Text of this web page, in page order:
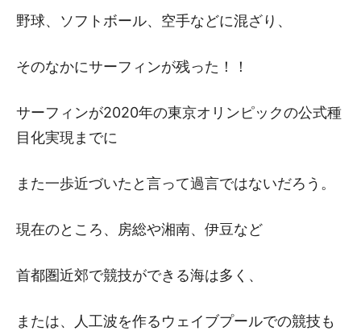
野球、ソフトボール、空手などに混ざり、
そのなかにサーフィンが残った！！
サーフィンが2020年の東京オリンピックの公式種
目化実現までに
また一歩近づいたと言って過言ではないだろう。
現在のところ、房総や湘南、伊豆など
首都圏近郊で競技ができる海は多く、
または、人工波を作るウェイブプールでの競技も